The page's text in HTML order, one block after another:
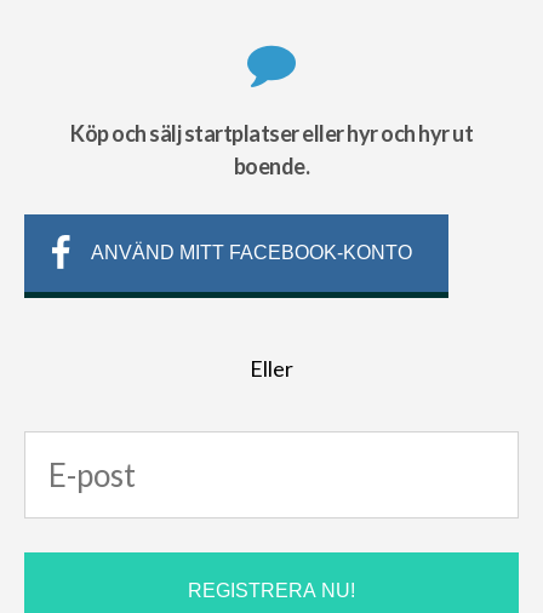
Köp och sälj startplatser eller hyr och hyr ut
boende.
ANVÄND MITT FACEBOOK-KONTO
Eller